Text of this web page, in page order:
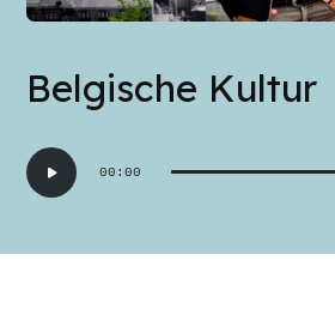
Belgische Kultur
Audio-
Player
00:00